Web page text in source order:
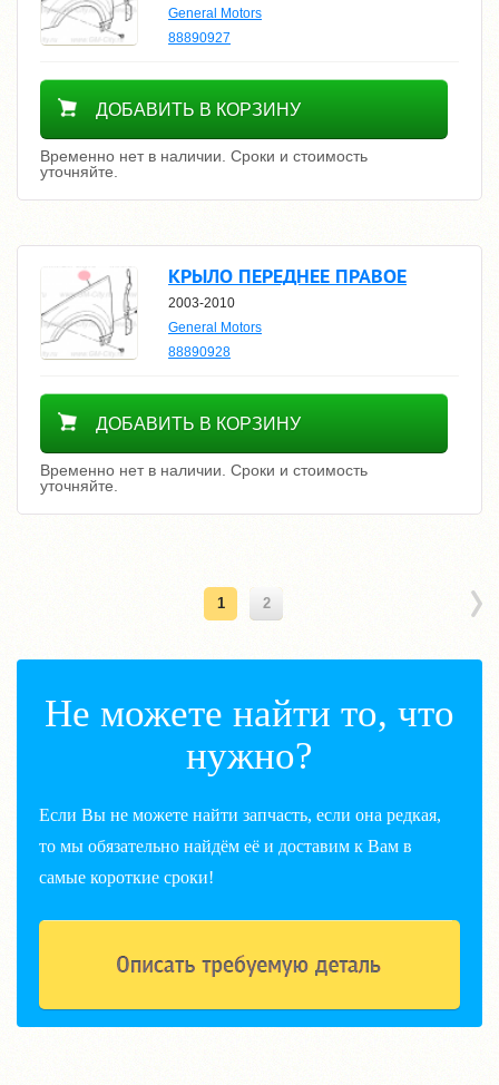
General Motors
88890927
Уточнить цену
ДОБАВИТЬ В КОРЗИНУ
Временно нет в наличии. Сроки и стоимость
уточняйте.
КРЫЛО ПЕРЕДНЕЕ ПРАВОЕ
2003-2010
General Motors
88890928
Уточнить цену
ДОБАВИТЬ В КОРЗИНУ
Временно нет в наличии. Сроки и стоимость
уточняйте.
1 2
Не можете найти то, что
нужно?
Если Вы не можете найти запчасть, если она редкая,
то мы обязательно найдём её и доставим к Вам в
самые короткие сроки!